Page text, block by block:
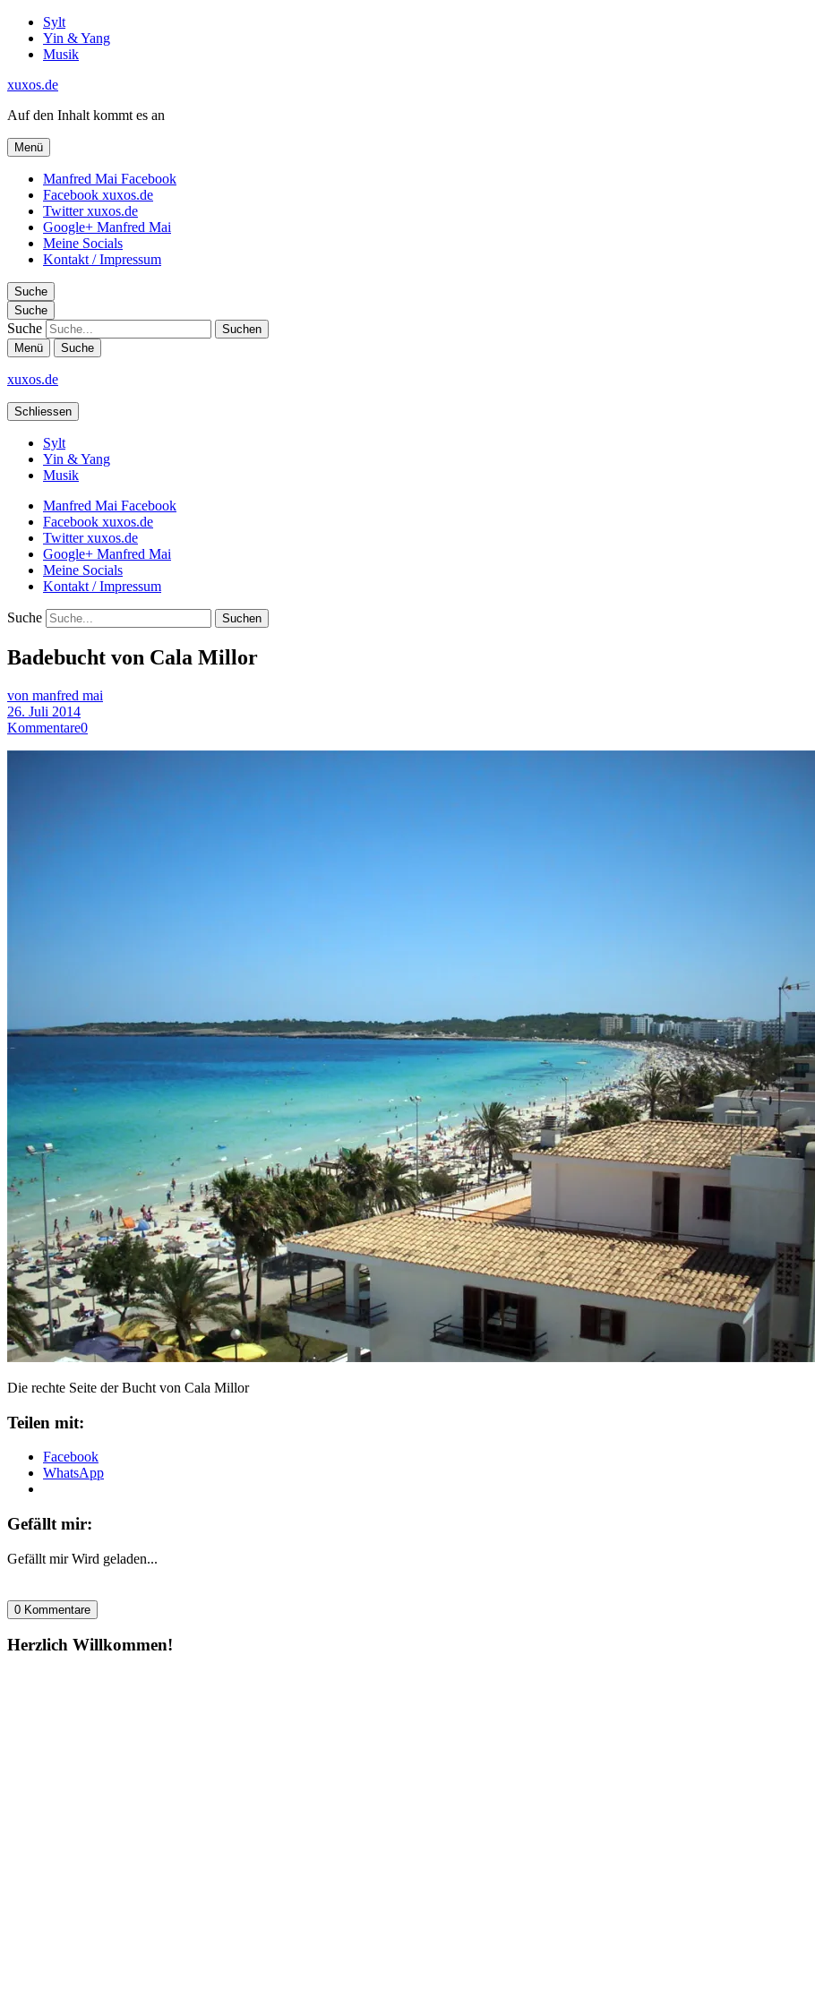
Sylt
Yin & Yang
Musik
xuxos.de
Auf den Inhalt kommt es an
Menü
Manfred Mai Facebook
Facebook xuxos.de
Twitter xuxos.de
Google+ Manfred Mai
Meine Socials
Kontakt / Impressum
Suche
Suche
Suche
Menü Suche
xuxos.de
Schliessen
Sylt
Yin & Yang
Musik
Manfred Mai Facebook
Facebook xuxos.de
Twitter xuxos.de
Google+ Manfred Mai
Meine Socials
Kontakt / Impressum
Suche
Badebucht von Cala Millor
von manfred mai
26. Juli 2014
Kommentare0
Die rechte Seite der Bucht von Cala Millor
Teilen mit:
Facebook
WhatsApp
Gefällt mir:
Gefällt mir Wird geladen...
0 Kommentare
Herzlich Willkommen!